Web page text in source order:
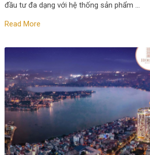
đầu tư đa dạng với hệ thống sản phẩm …
Read More